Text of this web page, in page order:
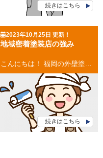
続きはこちら
2023年10月25日 更新！
地域密着塗装店の強み
こんにちは！ 福岡の外壁塗装・屋根塗装専門店の福岡ペイントです。 地域密着塗装店の強みについて、今回は書きたいと思います。 目次 地域密着塗装店とは？ 地域密着塗装店の強み 地域密着塗装店とは？ 外壁塗装・屋根塗装専門店の地域密着店とは、 その地域のスペシャリストということです！ その地域でお仕事をさせていただいているので、 地域の良い所、そうでないところも熟知しています！ どのようなおうちが多いにか、どのような素材で施工すれば長持ちするのか、 経験からお客様により良いご提案をさせていただきます。 地域密着塗装店の強み 地域密着塗装店の強み ●地域に合わせた適切な塗料を選定します ●少数精鋭で施工スタッフにきちんと作業案内が伝わりトラブルがない ●事前に、どんな人が作業に入るのか知ることができる ●施工期間中に職人が変わらない ●自社施工なので価格がリーズナブル ●トラブルの際にはすぐに駆け付けることができる まとめ 地域密着塗装店だからこそ、実現できる適正価格で高品質な塗装！ お客様がご安心できるご対応を提供させていただきます！ これまで積み重ねてきた信頼と実績に恥じぬよう、 誠心誠意ご対応させていただきます(^^♪ お気軽にご相談ください(^^♪ [mailform] お見積もり依頼はコチラから お電話のお問い合わせはコチラから 福岡県・福岡市 外壁塗装・屋根塗装 福岡ペイント 大池本店 福岡ペイントショールーム 福岡県福岡市南区大池1-23-15 TEL：0120-248-228 春日市・大野城市・那珂川市の外壁塗装・屋根塗装 ９月２日グランドオープン 福岡ペイント アクロスモール春日店 福岡ペイントショールーム 福岡県春日市春日５－１７（マツモトキヨシさんとなり） TEL：0120-248-228 👉お電話でのお問い合わせはコチラから
続きはこちら